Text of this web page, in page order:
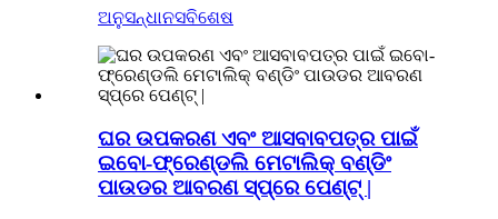
ଅନୁସନ୍ଧାନସବିଶେଷ
ଘର ଉପକରଣ ଏବଂ ଆସବାବପତ୍ର ପାଇଁ
ଇବୋ-ଫ୍ରେଣ୍ଡଲି ମେଟାଲିକ୍ ବଣ୍ଡିଂ
ପାଉଡର ଆବରଣ ସ୍ପ୍ରେ ପେଣ୍ଟ୍ |